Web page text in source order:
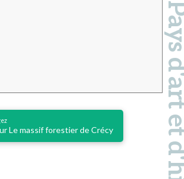
Le massif forestier de Crécy Pays